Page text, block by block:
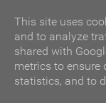
Ιερόσυλοι
ΚΕΝΤΡΙΚΗ ΑΝΑ
ΕΙΔΗΣΕΙΣ ΑΝΑ
ΠΡΟΣΦΑΤΑ ΝΕΑ
This site uses
and to analyze
shared with
metrics to ensure
statistics, and to